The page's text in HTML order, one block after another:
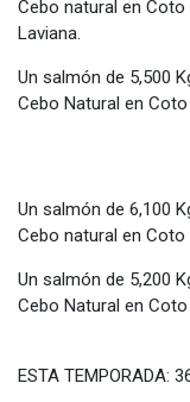
Cebo natural en Coto
Laviana.
Un salmón de 5,500
Cebo Natural en
Un salmón de 6,100
Cebo natural en Coto
Un salmón de 5,200
Cebo Natural en
ESTA TEMPORADA: